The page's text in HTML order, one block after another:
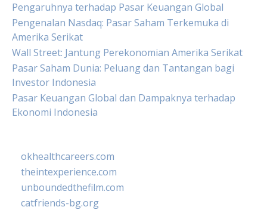
Pengaruhnya terhadap Pasar Keuangan Global
Pengenalan Nasdaq: Pasar Saham Terkemuka di
Amerika Serikat
Wall Street: Jantung Perekonomian Amerika Serikat
Pasar Saham Dunia: Peluang dan Tantangan bagi
Investor Indonesia
Pasar Keuangan Global dan Dampaknya terhadap
Ekonomi Indonesia
okhealthcareers.com
theintexperience.com
unboundedthefilm.com
catfriends-bg.org